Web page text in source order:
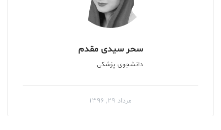
سحر سیدی مقدم
دانشجوی پزشکی
مرداد ۲۹, ۱۳۹۶